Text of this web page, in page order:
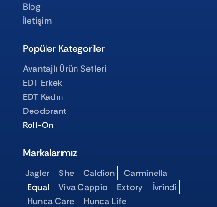
Blog
İletişim
Popüler Kategoriler
Avantajlı Ürün Setleri
EDT Erkek
EDT Kadın
Deodorant
Roll-On
Markalarımız
Jagler She Caldion
Carminella
Equal
Viva Cappio Extory
İvrindi
Hunca Care
Hunca Life